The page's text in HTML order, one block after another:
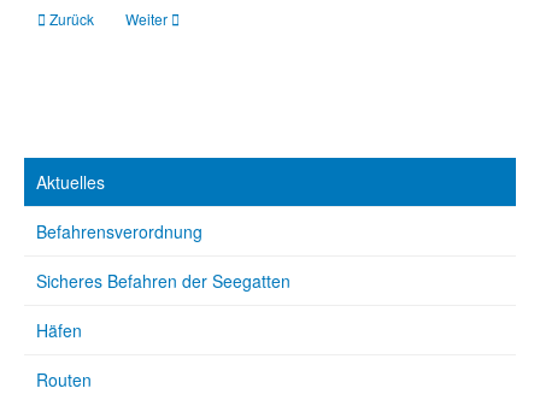
Vorheriger Beitrag: Logbuch für Segler: Bordbuch Segeln für Navigation,
Zurück Nächster Beitrag: How to Battle Seasickness: 100 Tips to Help
Weiter
Aktuelles
Befahrensverordnung
Sicheres Befahren der Seegatten
Häfen
Routen